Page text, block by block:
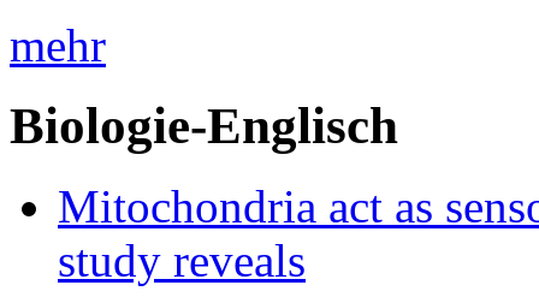
mehr
Biologie-Englisch
Mitochondria act as
study reveals